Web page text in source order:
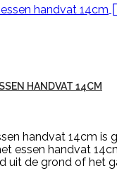
HANDVAT 14CM
handvat 14cm is
essen handvat
uit de grond of het